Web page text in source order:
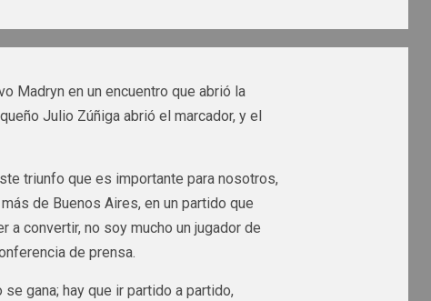
Madryn en un encuentro que abrió la
Julio Zúñiga abrió el marcador, y el
triunfo que es importante para nosotros,
de Buenos Aires, en un partido que
a convertir, no soy mucho un jugador de
de prensa.
gana; hay que ir partido a partido,